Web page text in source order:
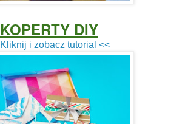
KOPERTY DIY
Kliknij i zobacz tutorial <<